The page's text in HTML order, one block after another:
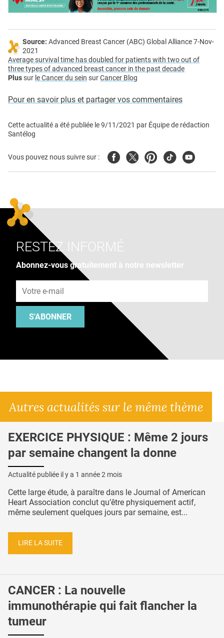
Source: Advanced Breast Cancer (ABC) Global Alliance 7-Nov-
2021
Average survival time has doubled for patients with two out of
three types of advanced breast cancer in the past decade
Plussur le Cancer du sein surCancer Blog
Pour en savoir plus et partager vos commentaires
Cette actualité a été publiée le9/11/2021 par Équipe de rédaction
Santélog
Vous pouvez nous suivre sur : FacebookTwitterPinterest
TiktokYoutube
RESTEZ INFORMÉ
Abonnez-vous gratuitement à notre newsletter
S'ABONNER
Autres actualités sur le même thème
EXERCICE PHYSIQUE : Même 2 jours
par semaine changent la donne
Actualité publiée il y a 1 année 2 mois
Cette large étude, à paraître dans le Journal of American
Heart Association conclut qu’être physiquement actif,
même seulement quelques jours par semaine, est...
LIRE LA SUITE
CANCER : La nouvelle
immunothérapie qui fait flancher la
tumeur